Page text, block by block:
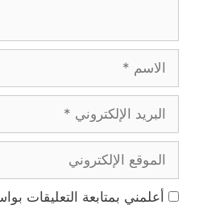
الإلكتروني
الإلكتروني
أعلمني بمتابعة التعليقات